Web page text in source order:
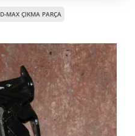
D-MAX ÇIKMA PARÇA